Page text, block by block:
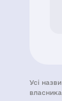
Усі